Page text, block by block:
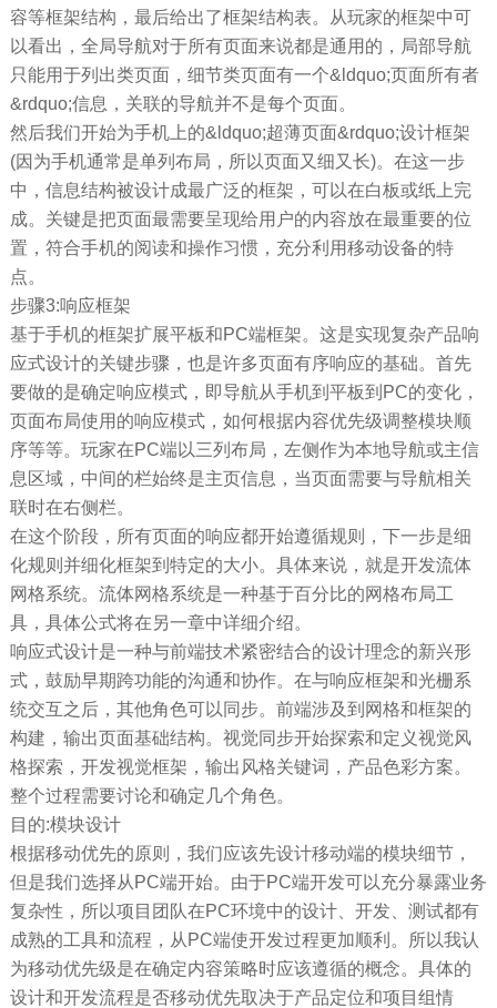
容等框架结构，最后给出了框架结构表。从玩家的框架中可
以看出，全局导航对于所有页面来说都是通用的，局部导航
只能用于列出类页面，细节类页面有一个&ldquo;页面所有者
&rdquo;信息，关联的导航并不是每个页面。
然后我们开始为手机上的&ldquo;超薄页面&rdquo;设计框架
(因为手机通常是单列布局，所以页面又细又长)。在这一步
中，信息结构被设计成最广泛的框架，可以在白板或纸上完
成。关键是把页面最需要呈现给用户的内容放在最重要的位
置，符合手机的阅读和操作习惯，充分利用移动设备的特
点。
步骤3:响应框架
基于手机的框架扩展平板和PC端框架。这是实现复杂产品响
应式设计的关键步骤，也是许多页面有序响应的基础。首先
要做的是确定响应模式，即导航从手机到平板到PC的变化，
页面布局使用的响应模式，如何根据内容优先级调整模块顺
序等等。玩家在PC端以三列布局，左侧作为本地导航或主信
息区域，中间的栏始终是主页信息，当页面需要与导航相关
联时在右侧栏。
在这个阶段，所有页面的响应都开始遵循规则，下一步是细
化规则并细化框架到特定的大小。具体来说，就是开发流体
网格系统。流体网格系统是一种基于百分比的网格布局工
具，具体公式将在另一章中详细介绍。
响应式设计是一种与前端技术紧密结合的设计理念的新兴形
式，鼓励早期跨功能的沟通和协作。在与响应框架和光栅系
统交互之后，其他角色可以同步。前端涉及到网格和框架的
构建，输出页面基础结构。视觉同步开始探索和定义视觉风
格探索，开发视觉框架，输出风格关键词，产品色彩方案。
整个过程需要讨论和确定几个角色。
目的:模块设计
根据移动优先的原则，我们应该先设计移动端的模块细节，
但是我们选择从PC端开始。由于PC端开发可以充分暴露业务
复杂性，所以项目团队在PC环境中的设计、开发、测试都有
成熟的工具和流程，从PC端使开发过程更加顺利。所以我认
为移动优先级是在确定内容策略时应该遵循的概念。具体的
设计和开发流程是否移动优先取决于产品定位和项目组情